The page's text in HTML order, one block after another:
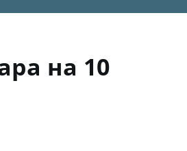
на 10